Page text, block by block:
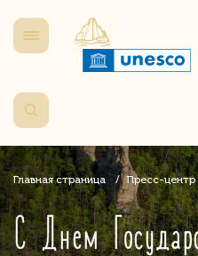
Главная страница Пресс-центр